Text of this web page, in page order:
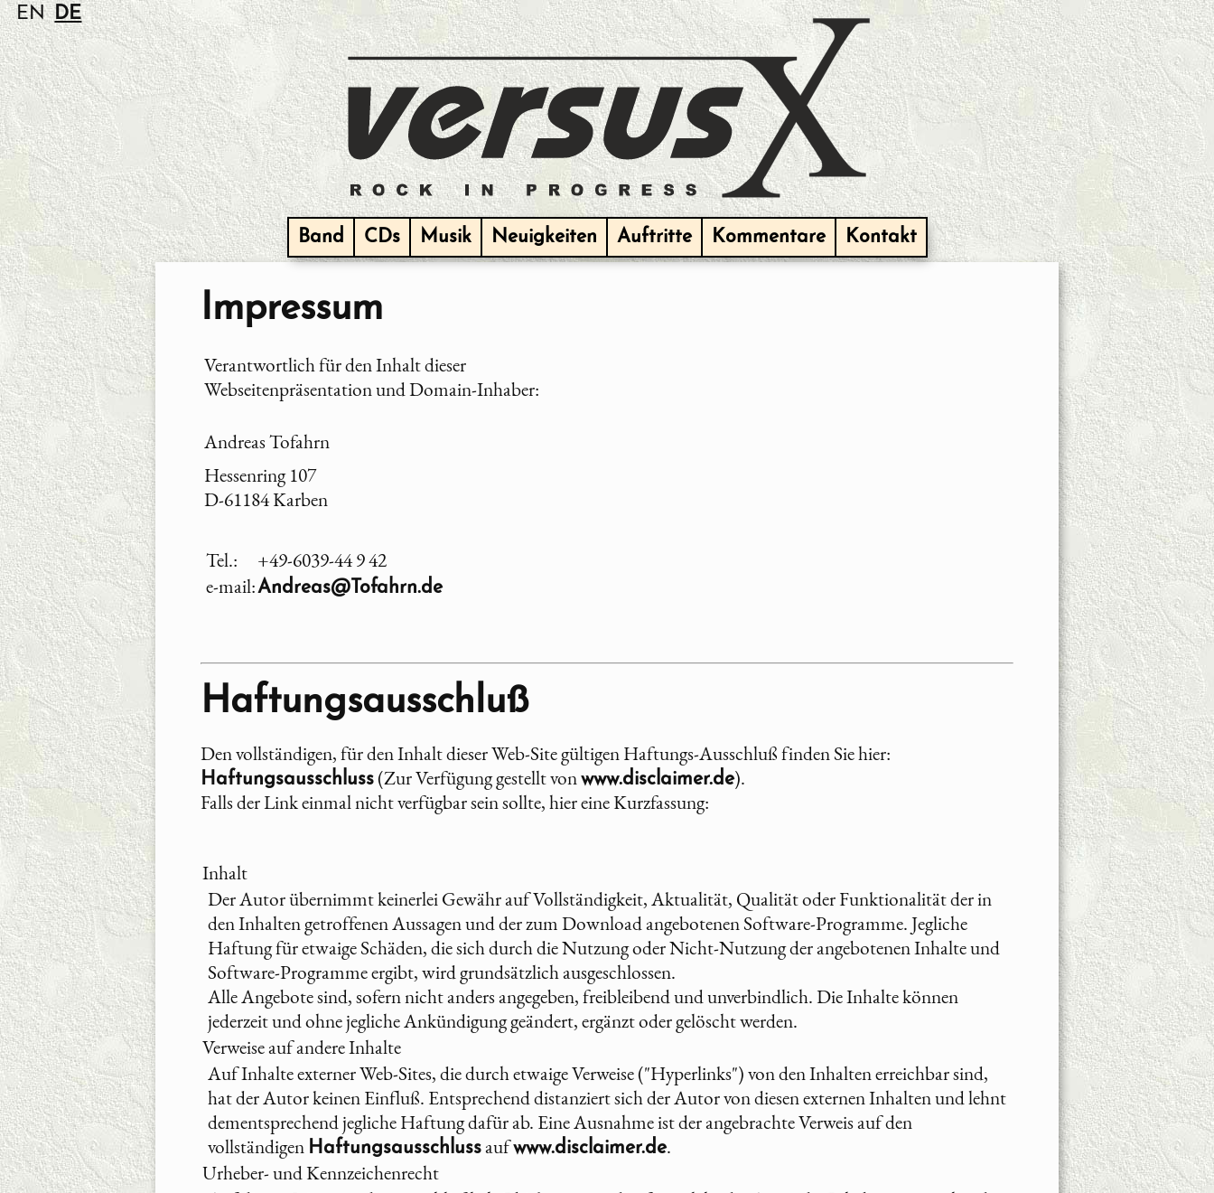
EN DE
Band CDs Musik Neuigkeiten Auftritte Kommentare Kontakt
Impressum
Verantwortlich für den Inhalt dieser
Webseitenpräsentation und Domain-Inhaber:
Andreas Tofahrn
Hessenring 107
D-61184 Karben
Tel.:
+49-6039-44 9 42
e-mail:Andreas@Tofahrn.de
Haftungsausschluß
Den vollständigen, für den Inhalt dieser Web-Site gültigen Haftungs-Ausschluß finden Sie hier:
Haftungsausschluss(Zur Verfügung gestellt vonwww.disclaimer.de).
Falls der Link einmal nicht verfügbar sein sollte, hier eine Kurzfassung:
Inhalt
Der Autor übernimmt keinerlei Gewähr auf Vollständigkeit, Aktualität, Qualität oder Funktionalität der in
den Inhalten getroffenen Aussagen und der zum Download angebotenen Software-Programme. Jegliche
Haftung für etwaige Schäden, die sich durch die Nutzung oder Nicht-Nutzung der angebotenen Inhalte und
Software-Programme ergibt, wird grundsätzlich ausgeschlossen.
Alle Angebote sind, sofern nicht anders angegeben, freibleibend und unverbindlich. Die Inhalte können
jederzeit und ohne jegliche Ankündigung geändert, ergänzt oder gelöscht werden.
Verweise auf andere Inhalte
Auf Inhalte externer Web-Sites, die durch etwaige Verweise ("Hyperlinks") von den Inhalten erreichbar sind,
hat der Autor keinen Einfluß. Entsprechend distanziert sich der Autor von diesen externen Inhalten und lehnt
dementsprechend jegliche Haftung dafür ab. Eine Ausnahme ist der angebrachte Verweis auf den
vollständigen Haftungsausschlussaufwww.disclaimer.de.
Urheber- und Kennzeichenrecht